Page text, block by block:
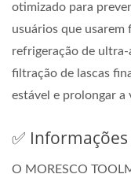
otimizado para
usuários que
refrigeração de
filtração de lascas
estável e prolongar
✅
O MORESCO